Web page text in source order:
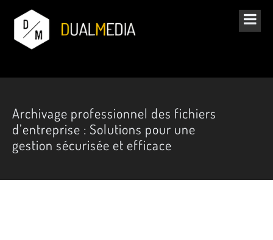
Archivage professionnel des fichiers
d’entreprise : Solutions pour une
gestion sécurisée et efficace